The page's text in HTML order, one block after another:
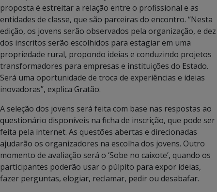
proposta é estreitar a relação entre o profissional e as
entidades de classe, que são parceiras do encontro. “Nesta
edição, os jovens serão observados pela organização, e dez
dos inscritos serão escolhidos para estagiar em uma
propriedade rural, propondo ideias e conduzindo projetos
transformadores para empresas e instituições do Estado.
Será uma oportunidade de troca de experiências e ideias
inovadoras”, explica Gratão.
A seleção dos jovens será feita com base nas respostas ao
questionário disponíveis na ficha de inscrição, que pode ser
feita pela internet. As questões abertas e direcionadas
ajudarão os organizadores na escolha dos jovens. Outro
momento de avaliação será o ‘Sobe no caixote’, quando os
participantes poderão usar o púlpito para expor ideias,
fazer perguntas, elogiar, reclamar, pedir ou desabafar.